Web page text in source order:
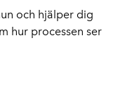
och hjälper dig
hur processen ser